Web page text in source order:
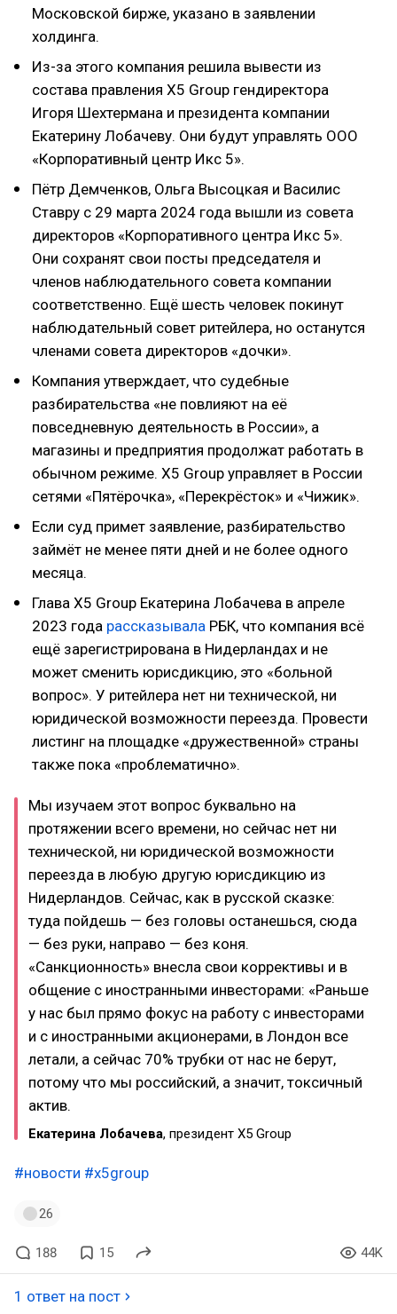
Московской бирже, указано в заявлении
холдинга.
Из-за этого компания решила вывести из
состава правления X5 Group гендиректора
Игоря Шехтермана и президента компании
Екатерину Лобачеву. Они будут управлять ООО
«Корпоративный центр Икс 5».
Пётр Демченков, Ольга Высоцкая и Василис
Ставру с 29 марта 2024 года вышли из совета
директоров «Корпоративного центра Икс 5».
Они сохранят свои посты председателя и
членов наблюдательного совета компании
соответственно. Ещё шесть человек покинут
наблюдательный совет ритейлера, но останутся
членами совета директоров «дочки».
Компания утверждает, что судебные
разбирательства «не повлияют на её
повседневную деятельность в России», а
магазины и предприятия продолжат работать в
обычном режиме. X5 Group управляет в России
сетями «Пятёрочка», «Перекрёсток» и «Чижик».
Если суд примет заявление, разбирательство
займёт не менее пяти дней и не более одного
месяца.
Глава Х5 Group Екатерина Лобачева в апреле
2023 года рассказывала РБК, что компания всё
ещё зарегистрирована в Нидерландах и не
может сменить юрисдикцию, это «больной
вопрос». У ритейлера нет ни технической, ни
юридической возможности переезда. Провести
листинг на площадке «дружественной» страны
также пока «проблематично».
Мы изучаем этот вопрос буквально на
протяжении всего времени, но сейчас нет ни
технической, ни юридической возможности
переезда в любую другую юрисдикцию из
Нидерландов. Сейчас, как в русской сказке:
туда пойдешь — без головы останешься, сюда
— без руки, направо — без коня.
«Санкционность» внесла свои коррективы и в
общение с иностранными инвесторами: «Раньше
у нас был прямо фокус на работу с инвесторами
и с иностранными акционерами, в Лондон все
летали, а сейчас 70% трубки от нас не берут,
потому что мы российский, а значит, токсичный
актив.
Екатерина Лобачева, президент X5 Group
#новости #x5group
26
188 15 44K
1 ответ на пост